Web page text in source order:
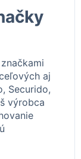
aj
Securido,
výrobca